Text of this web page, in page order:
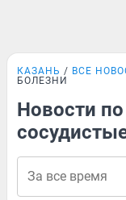
КАЗАНЬ ВСЕ
БОЛЕЗНИ
Новости